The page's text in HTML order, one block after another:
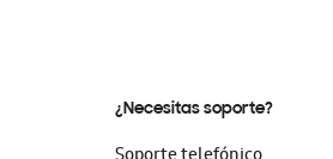
¿Necesitas soporte?